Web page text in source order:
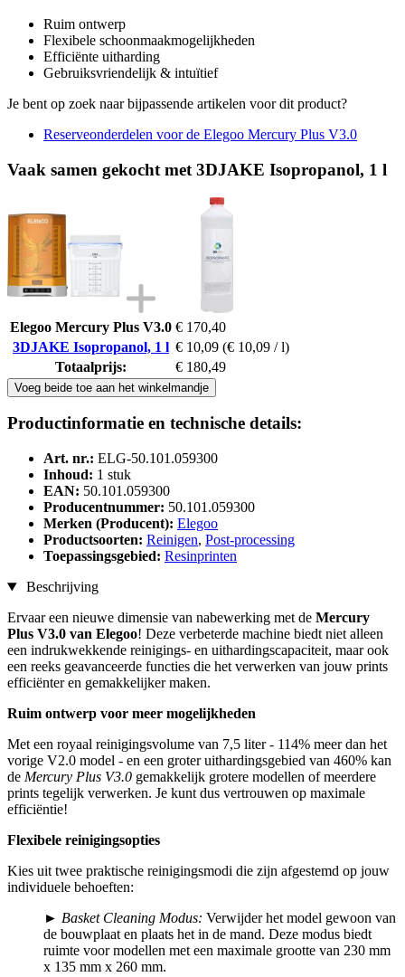
Ruim ontwerp
Flexibele schoonmaakmogelijkheden
Efficiënte uitharding
Gebruiksvriendelijk & intuïtief
Je bent op zoek naar bijpassende artikelen voor dit product?
Reserveonderdelen voor de Elegoo Mercury Plus V3.0
Vaak samen gekocht met 3DJAKE Isopropanol, 1 l
Elegoo Mercury Plus V3.0 € 170,40
3DJAKE Isopropanol, 1 l € 10,09 (€ 10,09 / l)
Totaalprijs:
€ 180,49
Voeg beide toe aan het winkelmandje
Productinformatie en technische details:
Art. nr.: ELG-50.101.059300
Inhoud: 1 stuk
EAN: 50.101.059300
Producentnummer: 50.101.059300
Merken (Producent): Elegoo
Productsoorten: Reinigen, Post-processing
Toepassingsgebied: Resinprinten
Beschrijving
Ervaar een nieuwe dimensie van nabewerking met de Mercury
Plus V3.0 van Elegoo! Deze verbeterde machine biedt niet alleen
een indrukwekkende reinigings- en uithardingscapaciteit, maar ook
een reeks geavanceerde functies die het verwerken van jouw prints
efficiënter en gemakkelijker maken.
Ruim ontwerp voor meer mogelijkheden
Met een royaal reinigingsvolume van 7,5 liter - 114% meer dan het
vorige V2.0 model - en een groter uithardingsgebied van 460% kan
de Mercury Plus V3.0 gemakkelijk grotere modellen of meerdere
prints tegelijk verwerken. Je kunt dus vertrouwen op maximale
efficiëntie!
Flexibele reinigingsopties
Kies uit twee praktische reinigingsmodi die zijn afgestemd op jouw
individuele behoeften:
► Basket Cleaning Modus: Verwijder het model gewoon van
de bouwplaat en plaats het in de mand. Deze modus biedt
ruimte voor modellen met een maximale grootte van 230 mm
x 135 mm x 260 mm.